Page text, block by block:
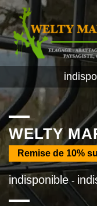
WELTY
Remise de 10%
indisponible -